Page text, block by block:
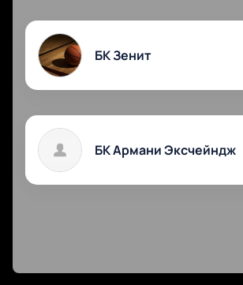
БК Зенит
БК Армани Эксчейндж